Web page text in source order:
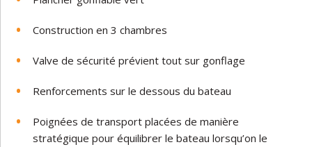
Construction en 3 chambres
Valve de sécurité prévient tout sur gonflage
Renforcements sur le dessous du bateau
Poignées de transport placées de manière
stratégique pour équilibrer le bateau lorsqu’on le